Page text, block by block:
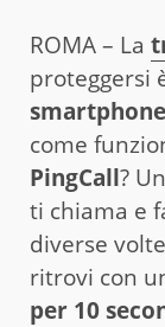
ROMA – La
proteggersi
come
PingCall?
ti chiama e
diverse
ritrovi con
per 10